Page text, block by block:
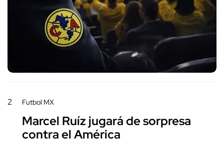
2 Futbol MX
Marcel Ruíz jugará de sorpresa
contra el América